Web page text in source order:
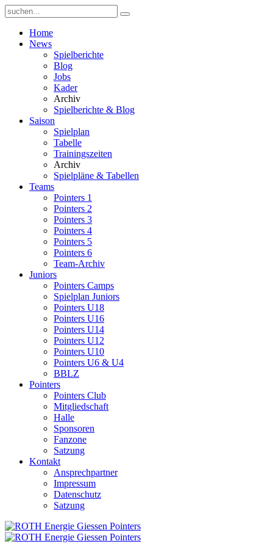
Home
News
Spielberichte
Blog
Jobs
Kader
Archiv
Spielberichte & Blog
Saison
Spielplan
Tabelle
Trainingszeiten
Archiv
Spielpläne & Tabellen
Teams
Pointers 1
Pointers 2
Pointers 3
Pointers 4
Pointers 5
Pointers 6
Team-Archiv
Juniors
Pointers Camps
Spielplan Juniors
Pointers U18
Pointers U16
Pointers U14
Pointers U12
Pointers U10
Pointers U6 & U4
BBLZ
Pointers
Pointers Club
Mitgliedschaft
Halle
Sponsoren
Fanzone
Satzung
Kontakt
Ansprechpartner
Impressum
Datenschutz
Satzung